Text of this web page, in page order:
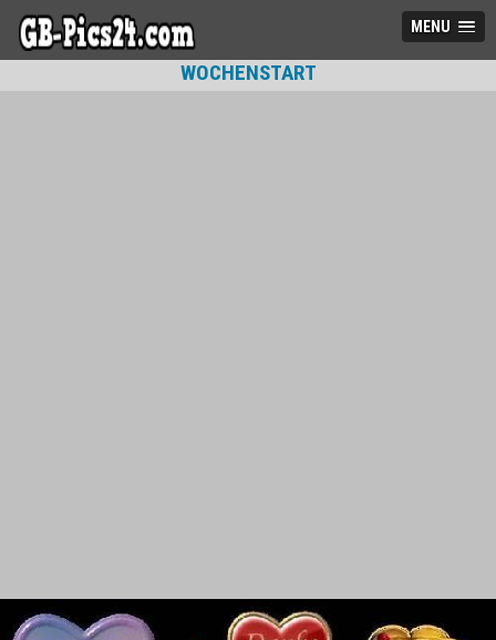
MENU
WOCHENSTART